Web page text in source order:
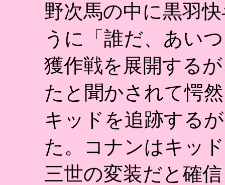
野次馬の中に黒羽
うに「誰だ、あい
獲作戦を展開する
たと聞かされて愕
キッドを追跡する
た。コナンはキッ
三世の変装だと確